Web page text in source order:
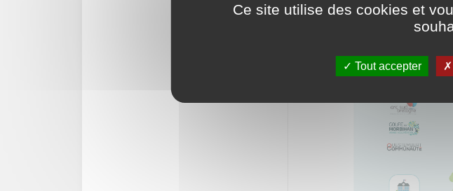
Ce site utilise des cookies et
Tout accepter